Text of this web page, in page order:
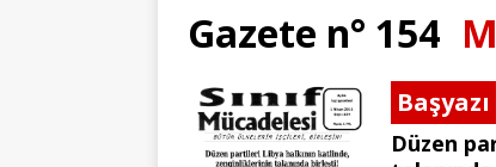
Gazete n° 154
Başyazı
Düzen